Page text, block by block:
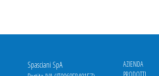
Spasciani SpA
AZIENDA